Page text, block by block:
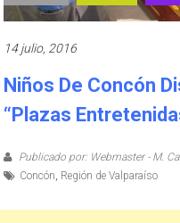
14 julio, 2016
Niños De Concón
“Plazas
Publicado por: Webmaster - M.
Concón Región de Valparaíso